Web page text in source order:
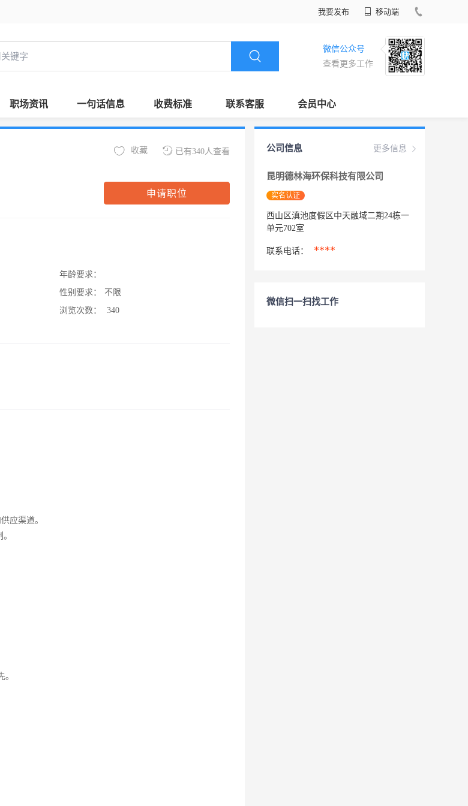
我要发布 移动端
微信公众号
查看更多工作
职场资讯 一句话信息 收费标准 联系客服 会员中心
已有340人查看
收藏
申请职位
年龄要求：
性别要求：
不限
浏览次数：
340
应渠道。
更多信息
公司信息
昆明德林海环保科技有限公司
实名认证
西山区滇池度假区中天融域二期24栋一
单元702室
联系电话： ****
微信扫一扫找工作